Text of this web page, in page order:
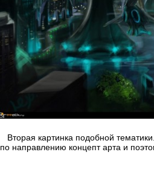
Вторая картинка подобной
по направлению концепт арта и